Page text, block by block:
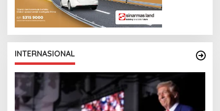
INTERNASIONAL